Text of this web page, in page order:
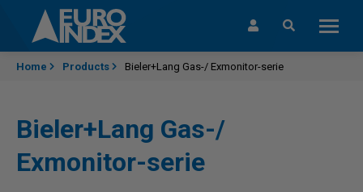
Skip to content
Home Products Bieler+Lang Gas-/ Exmonitor-serie
Bieler+Lang Gas-/
Exmonitor-serie